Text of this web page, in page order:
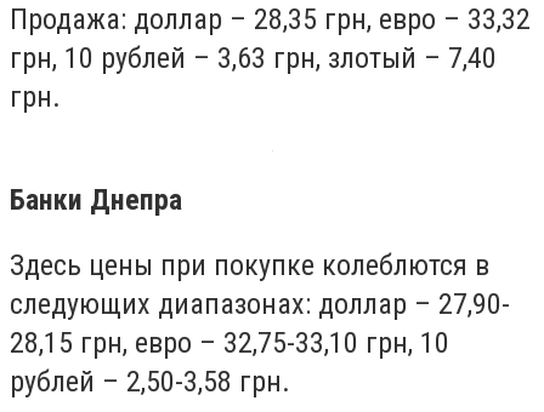
Продажа: доллар – 28,35 грн, евро – 33,32
грн, 10 рублей – 3,63 грн, злотый – 7,40
грн.
Банки Днепра
Здесь цены при покупке колеблются в
следующих диапазонах: доллар – 27,90-
28,15 грн, евро – 32,75-33,10 грн, 10
рублей – 2,50-3,58 грн.